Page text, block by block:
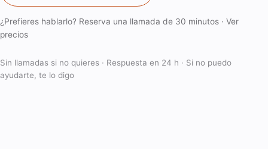
¿Prefieres hablarlo? Reserva una llamada de 30 minutos · Ver
precios
Sin llamadas si no quieres · Respuesta en 24 h · Si no puedo
ayudarte, te lo digo